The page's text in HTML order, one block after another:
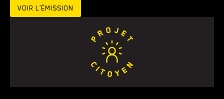
Bingo
Histoires Pêche
VOIR L’ÉMISSION